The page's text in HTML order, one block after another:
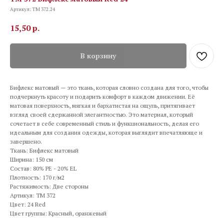
Артикул:TM 372.24
15,50р.
В корзину
Бифлекс матовый — это ткань, которая словно создана для того, чтобы
подчеркнуть красоту и подарить комфорт в каждом движении. Её
матовая поверхность, мягкая и бархатистая на ощупь, притягивает
взгляд своей сдержанной элегантностью. Это материал, который
сочетает в себе современный стиль и функциональность, делая его
идеальным для создания одежды, которая выглядит впечатляюще и
завершено.
Ткань: Бифлекс матовый
Ширина: 150 см
Состав: 80% PE - 20% EL
Плотность: 170 г/м2
Растяжимость: Две стороны
Артикул: TM 372
Цвет: 24 Red
Цвет группы: Красный, оранжевый